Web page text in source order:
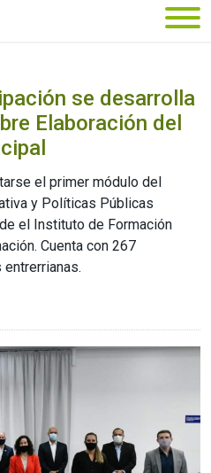
se desarrolla
Elaboración del
el primer módulo del
y Políticas Públicas
el Instituto de Formación
Cuenta con 267